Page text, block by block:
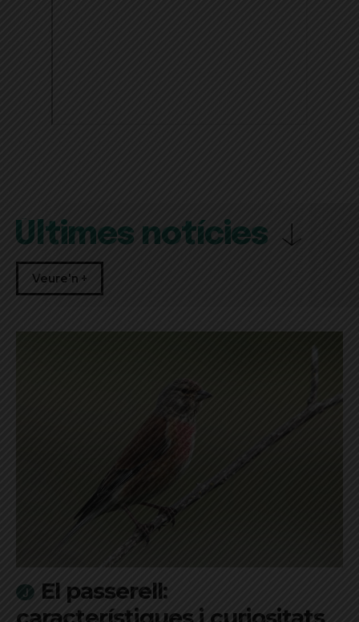
Últimes notícies
Veure'n +
El passerell: